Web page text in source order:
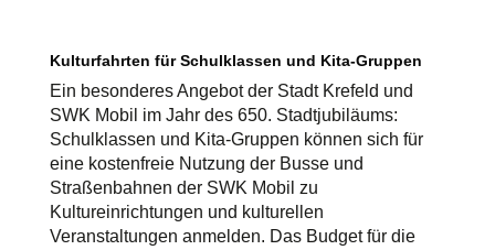
Kulturfahrten für Schulklassen und Kita-Gruppen
Ein besonderes Angebot der Stadt Krefeld und
SWK Mobil im Jahr des 650. Stadtjubiläums:
Schulklassen und Kita-Gruppen können sich für
eine kostenfreie Nutzung der Busse und
Straßenbahnen der SWK Mobil zu
Kultureinrichtungen und kulturellen
Veranstaltungen anmelden. Das Budget für die